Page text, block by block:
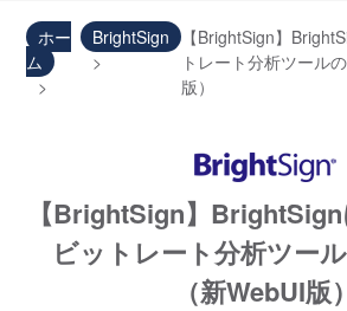
ホー
ム
BrightSign 【BrightSign】
トレート分析ツール
版）
【BrightSign】
ビットレート分析ツー
（新WebUI版）